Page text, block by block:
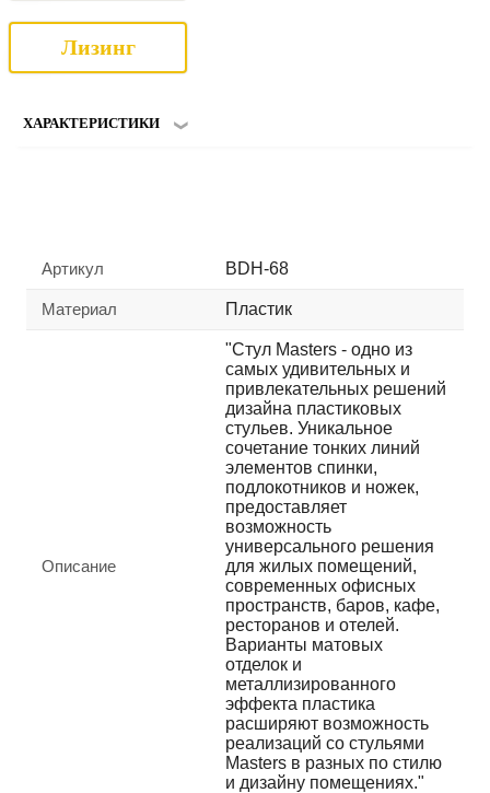
Лизинг
ХАРАКТЕРИСТИКИ
Артикул BDH-68
Материал Пластик
Описание
"Стул Masters - одно из
самых удивительных и
привлекательных решений
дизайна пластиковых
стульев. Уникальное
сочетание тонких линий
элементов спинки,
подлокотников и ножек,
предоставляет
возможность
универсального решения
для жилых помещений,
современных офисных
пространств, баров, кафе,
ресторанов и отелей.
Варианты матовых
отделок и
металлизированного
эффекта пластика
расширяют возможность
реализаций со стульями
Masters в разных по стилю
и дизайну помещениях."